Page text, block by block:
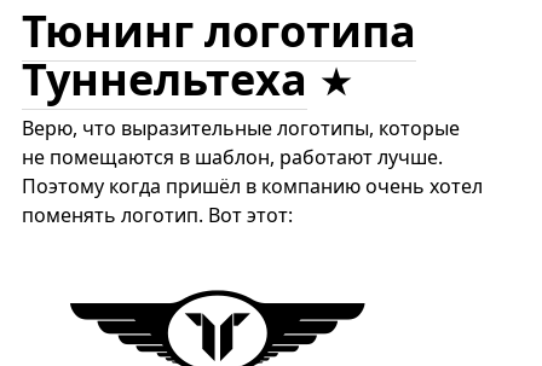
Тюнинг логотипа
Туннельтеха
Верю, что выразительные логотипы, которые
не помещаются в шаблон, работают лучше.
Поэтому когда пришёл в компанию очень хотел
поменять логотип. Вот этот: